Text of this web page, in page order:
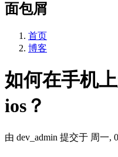
面包屑
首页
博客
如何在手机
ios？
由 dev_admin 提交于 周一,